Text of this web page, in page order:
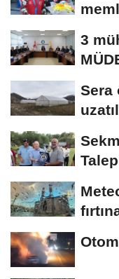
3
Sera